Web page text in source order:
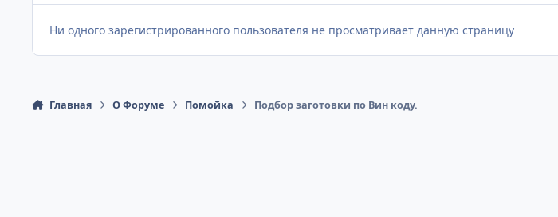
Ни одного зарегистрированного пользователя не просматривает данную страницу
Главная О Форуме Помойка Подбор заготовки по Вин коду.